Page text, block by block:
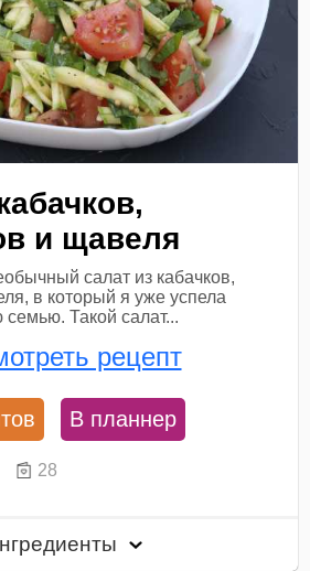
и щавеля
салат из кабачков,
в который я уже успела
Такой салат...
рецепт
В планнер
28